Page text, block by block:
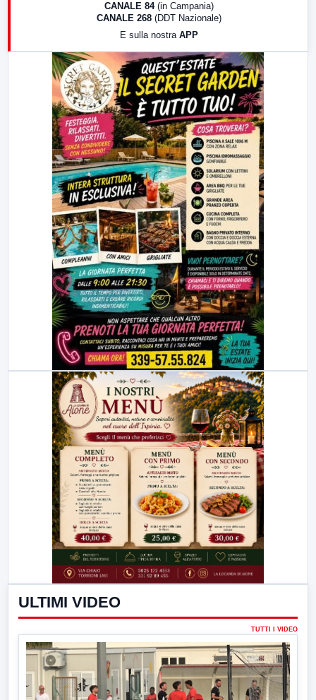
LabNews (replica)
CANALE 84 (in Campania)
CANALE 268 (DDT Nazionale)
E sulla nostra APP
ULTIMI VIDEO
TUTTI I VIDEO